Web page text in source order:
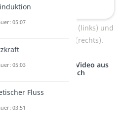
eines PNP Transistors (links) und
als Schaltung (rechts).
vernetzt: Hier ein Video aus
einem anderen Bereich
05:07
05:03
Fluss
03:51